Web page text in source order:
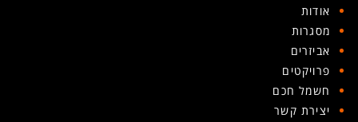
אודות
מסגרות
אביזרים
פרויקטים
חשמל חכם
יצירת קשר